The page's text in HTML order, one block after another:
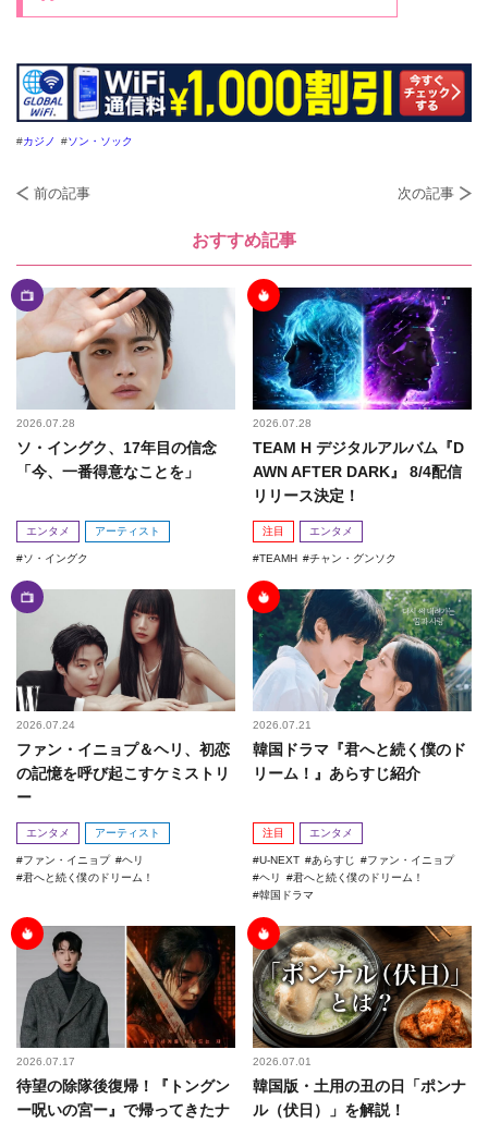
カジノ ソン・ソック
前の記事 次の記事
おすすめ記事
2026.07.28
ソ・イングク、17年目の信念
「今、一番得意なことを」
エンタメ アーティスト
ソ・イングク
2026.07.28
TEAM H デジタルアルバム『D
AWN AFTER DARK』 8/4配信
リリース決定！
注目 エンタメ
TEAMH チャン・グンソク
2026.07.24
ファン・イニョプ＆ヘリ、初恋
の記憶を呼び起こすケミストリ
ー
エンタメ アーティスト
ファン・イニョプ
ヘリ
君へと続く僕のドリーム！
2026.07.21
韓国ドラマ『君へと続く僕のド
リーム！』あらすじ紹介
注目 エンタメ
U-NEXT あらすじ
ファン・イニョプ
ヘリ
君へと続く僕のドリーム！
韓国ドラマ
2026.07.17
待望の除隊後復帰！『トングン
ー呪いの宮ー』で帰ってきたナ
2026.07.01
韓国版・土用の丑の日「ポンナ
ル（伏日）」を解説！